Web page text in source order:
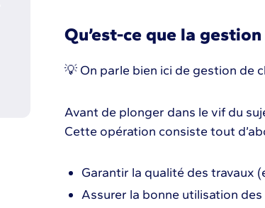
Qu’est-ce que la
💡 On parle bien ici de gestion de
Avant de plonger dans le vif du
Cette opération consiste tout
Garantir la qualité des travaux
Assurer la bonne utilisation